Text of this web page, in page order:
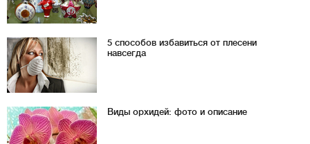
5 способов избавиться от плесени
навсегда
Виды орхидей: фото и описание